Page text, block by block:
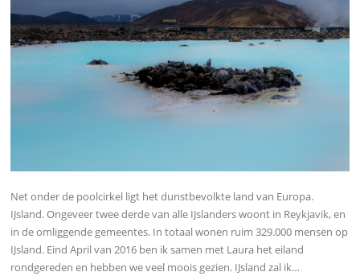
Net onder de poolcirkel ligt het dunstbevolkte land van Europa.
IJsland. Ongeveer twee derde van alle IJslanders woont in Reykjavik, en
in de omliggende gemeentes. In totaal wonen ruim 329.000 mensen op
IJsland. Eind April van 2016 ben ik samen met Laura het eiland
rondgereden en hebben we veel moois gezien. IJsland zal ik…